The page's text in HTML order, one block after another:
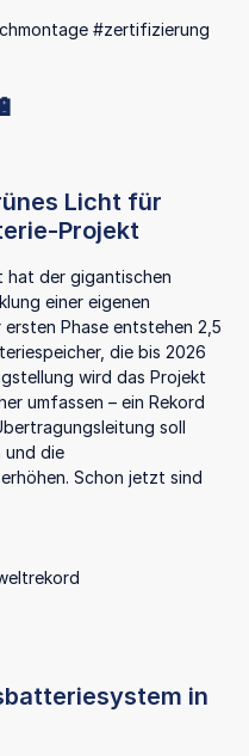
#zertifizierung
Licht für
Projekt
hat der gigantischen
einer eigenen
Phase entstehen 2,5
die bis 2026
wird das Projekt
umfassen – ein Rekord
soll
und die
Schon jetzt sind
in